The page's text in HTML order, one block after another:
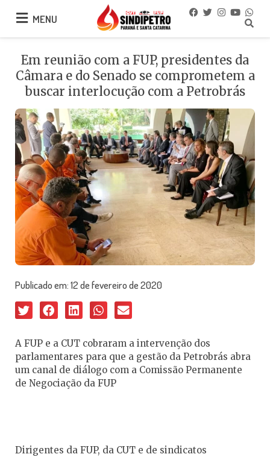
MENU
MENU
Em reunião com a FUP, presidentes da
Câmara e do Senado se comprometem a
buscar interlocução com a Petrobrás
Publicado em:12 de fevereiro de 2020
A FUP e a CUT cobraram a intervenção dos
parlamentares para que a gestão da Petrobrás abra
um canal de diálogo com a Comissão Permanente
de Negociação da FUP
Dirigentes da FUP, da CUT e de sindicatos